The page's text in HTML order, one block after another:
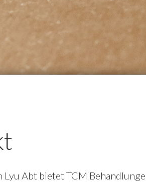
Lyu Abt bietet TCM